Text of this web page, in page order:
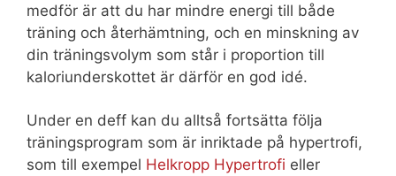
medför är att du har mindre energi till både
träning och återhämtning, och en minskning av
din träningsvolym som står i proportion till
kaloriunderskottet är därför en god idé.
Under en deff kan du alltså fortsätta följa
träningsprogram som är inriktade på hypertrofi,
som till exempel Helkropp Hypertrofi eller